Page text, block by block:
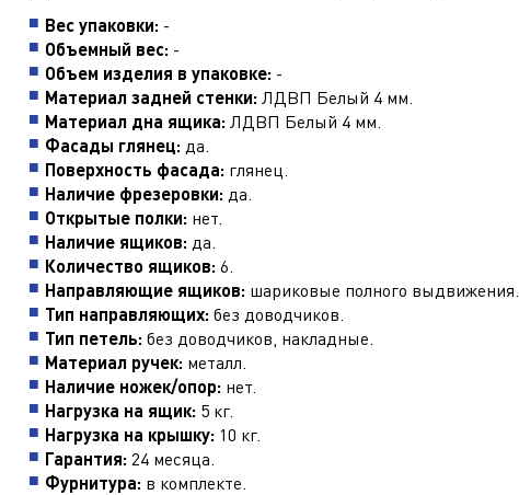
Вес упаковки: -
Объемный вес: -
Объем изделия в упаковке: -
Материал задней стенки: ЛДВП Белый 4 мм.
Материал дна ящика: ЛДВП Белый 4 мм.
Фасады глянец: да.
Поверхность фасада: глянец.
Наличие фрезеровки: да.
Открытые полки: нет.
Наличие ящиков: да.
Количество ящиков: 6.
Направляющие ящиков: шариковые полного выдвижения.
Тип направляющих: без доводчиков.
Тип петель: без доводчиков, накладные.
Материал ручек: металл.
Наличие ножек/опор: нет.
Нагрузка на ящик: 5 кг.
Нагрузка на крышку: 10 кг.
Гарантия: 24 месяца.
Фурнитура: в комплекте.